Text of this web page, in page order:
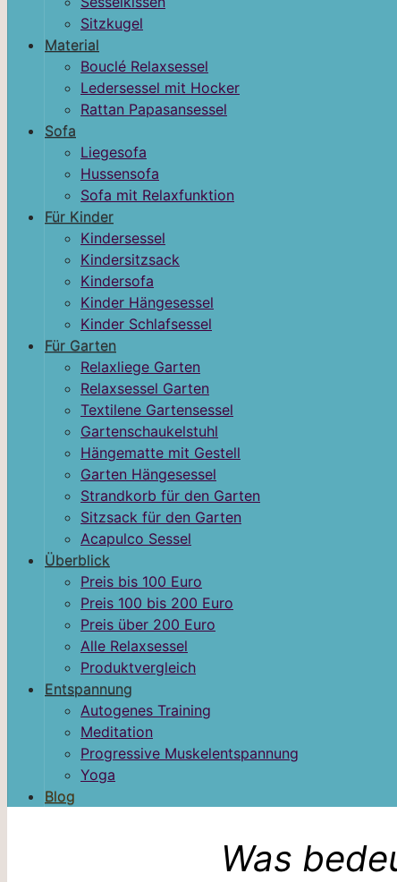
Sitzkugel
Material
Bouclé Relaxsessel
Ledersessel mit Hocker
Rattan Papasansessel
Sofa
Liegesofa
Hussensofa
Sofa mit Relaxfunktion
Für Kinder
Kindersessel
Kindersitzsack
Kindersofa
Kinder Hängesessel
Kinder Schlafsessel
Für Garten
Relaxliege Garten
Relaxsessel Garten
Textilene Gartensessel
Gartenschaukelstuhl
Hängematte mit Gestell
Garten Hängesessel
Strandkorb für den Garten
Sitzsack für den Garten
Acapulco Sessel
Überblick
Preis bis 100 Euro
Preis 100 bis 200 Euro
Preis über 200 Euro
Alle Relaxsessel
Produktvergleich
Entspannung
Autogenes Training
Meditation
Progressive Muskelentspannung
Yoga
Blog
Was